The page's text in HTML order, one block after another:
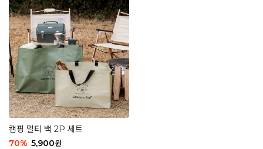
캠핑 멀티 백 2P 세트
70% 5,900원